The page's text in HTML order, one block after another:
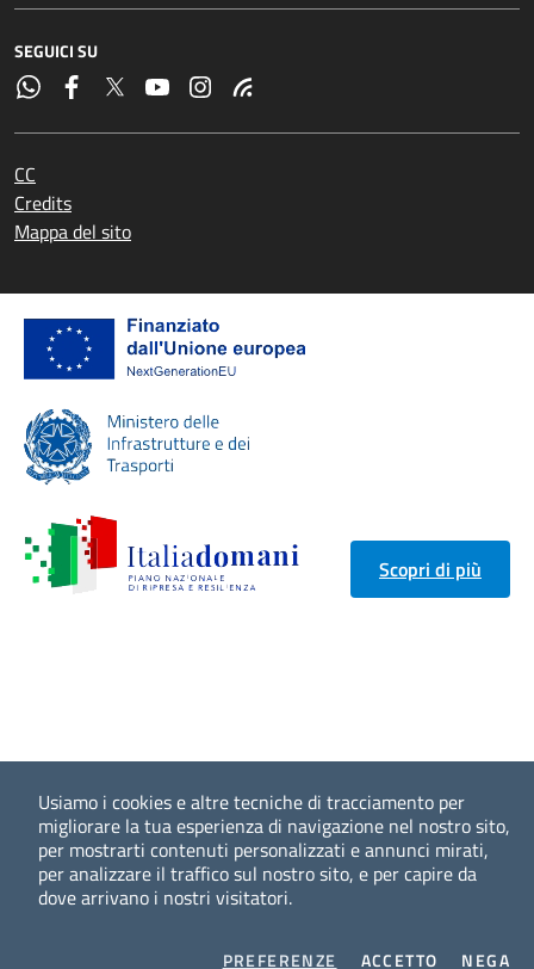
Usiamo i cookies e altre tecniche di tracciamento per
migliorare la tua esperienza di navigazione nel nostro sito,
per mostrarti contenuti personalizzati e annunci mirati,
per analizzare il traffico sul nostro sito, e per capire da
dove arrivano i nostri visitatori.
PREFERENZE COOKIES
ACCETTO I COOKIES
NEGAI
SEGUICI SU
CC
Credits
Mappa del sito
Scopri di più